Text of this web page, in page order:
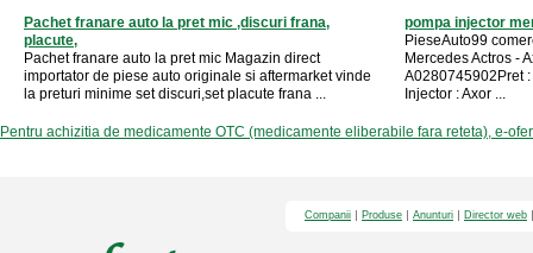
Pachet franare auto la pret mic ,discuri frana,
placute,
Pachet franare auto la pret mic Magazin direct
importator de piese auto originale si aftermarket vinde
la preturi minime set discuri,set placute frana ...
pompa injector
PieseAuto99
Mercedes Actros -
A0280745902Pret
Injector : Axor ...
Pentru achizitia de medicamente OTC (medicamente eliberabile fara reteta), e-
Companii Produse Anunturi Director web